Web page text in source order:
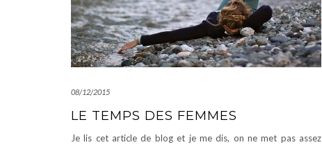
08/12/2015
LE TEMPS DES FEMMES
Je lis cet article de blog et je me dis, on ne met pas assez